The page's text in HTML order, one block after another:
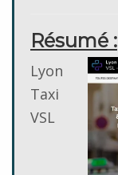
Résumé :
Lyon
Taxi
VSL